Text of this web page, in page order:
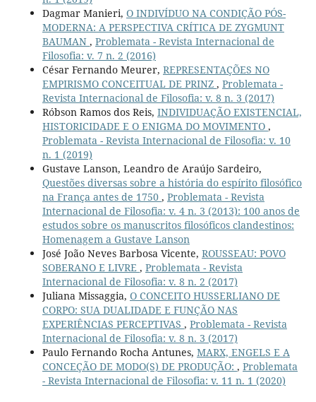
Dagmar Manieri, O INDIVÍDUO NA CONDIÇÃO PÓS-
MODERNA: A PERSPECTIVA CRÍTICA DE ZYGMUNT
BAUMAN , Problemata - Revista Internacional de
Filosofia: v. 7 n. 2 (2016)
César Fernando Meurer, REPRESENTAÇÕES NO
EMPIRISMO CONCEITUAL DE PRINZ , Problemata -
Revista Internacional de Filosofia: v. 8 n. 3 (2017)
Róbson Ramos dos Reis, INDIVIDUAÇÃO EXISTENCIAL,
HISTORICIDADE E O ENIGMA DO MOVIMENTO ,
Problemata - Revista Internacional de Filosofia: v. 10
n. 1 (2019)
Gustave Lanson, Leandro de Araújo Sardeiro,
Questões diversas sobre a história do espírito filosófico
na França antes de 1750 , Problemata - Revista
Internacional de Filosofia: v. 4 n. 3 (2013): 100 anos de
estudos sobre os manuscritos filosóficos clandestinos:
Homenagem a Gustave Lanson
José João Neves Barbosa Vicente, ROUSSEAU: POVO
SOBERANO E LIVRE , Problemata - Revista
Internacional de Filosofia: v. 8 n. 2 (2017)
Juliana Missaggia, O CONCEITO HUSSERLIANO DE
CORPO: SUA DUALIDADE E FUNÇÃO NAS
EXPERIÊNCIAS PERCEPTIVAS , Problemata - Revista
Internacional de Filosofia: v. 8 n. 3 (2017)
Paulo Fernando Rocha Antunes, MARX, ENGELS E A
CONCEÇÃO DE MODO(S) DE PRODUÇÃO: , Problemata
- Revista Internacional de Filosofia: v. 11 n. 1 (2020)